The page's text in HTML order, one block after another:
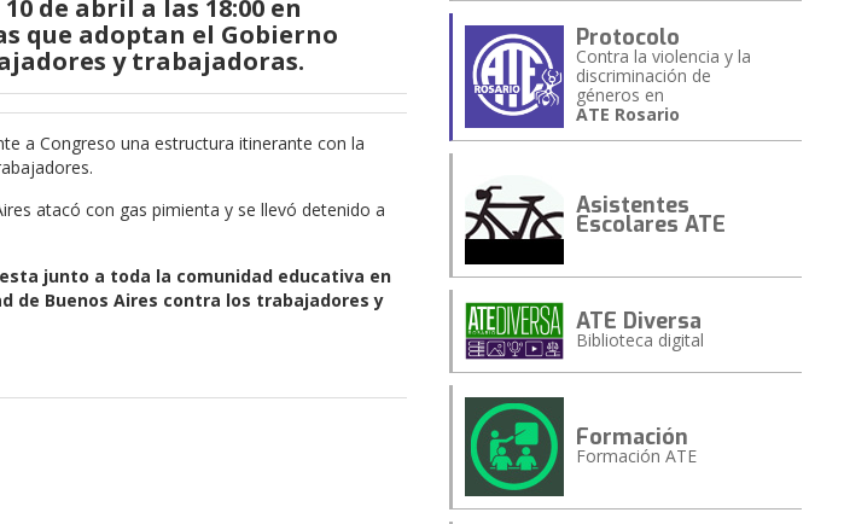
de abril a las 18:00 en
que adoptan el Gobierno
y trabajadoras.
a Congreso una estructura itinerante con la
atacó con gas pimienta y se llevó detenido a
junto a toda la comunidad educativa en
de Buenos Aires contra los trabajadores y
Protocolo
Contra la violencia y la
discriminación de
géneros en
ATE Rosario
Asistentes
Escolares ATE
ATE Diversa
Biblioteca digital
Formación
Formación ATE